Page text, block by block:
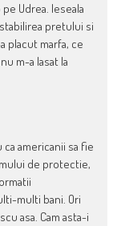
Udrea. Ieseala
pretului si
placut marfa, ce
m-a lasat la
americanii sa fie
de protectie,
multi bani. Ori
asa. Cam asta-i